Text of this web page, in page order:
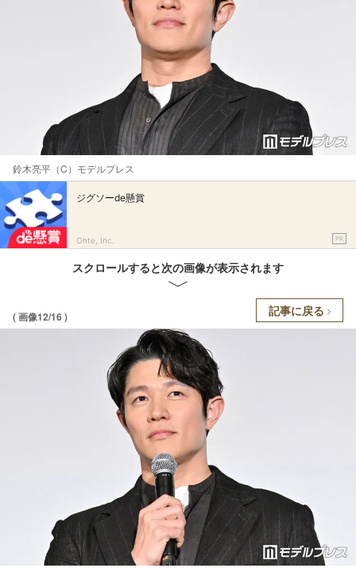
鈴木亮平（C）モデルプレス
ジグソーde懸賞
Ohte, Inc. PR
スクロールすると次の画像が表示されます
( 画像12/16 ) 記事に戻る